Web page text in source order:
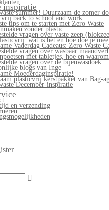
inspiratie
summer! Duurzaam de zomer
back to school and work
tips om te starten met Zero Waste
zonder plastic
vragen over vaste zeep
wat is het en hoe doe je
Vaderdag Cadeaus: Zero Waste
vragen over wasbaar
met tabletjes, hoe en
vragen over de bijenwasdoek
blogs van Inge
Moederdaginspiratie!
plasticvrij kerstpakket van Bag-
December-inspiratie
en verzending